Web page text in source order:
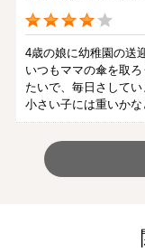
4歳の娘に幼稚園の送
いつもママの傘を取
たいで、毎日さしてい
小さい子には重いかな